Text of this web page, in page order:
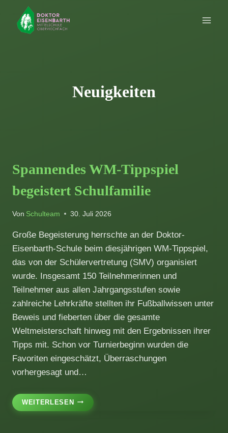
Inhalt
springen
Neuigkeiten
Spannendes WM-Tippspiel
begeistert Schulfamilie
Von Schulteam 30. Juli 2026
Große Begeisterung herrschte an der Doktor-
Eisenbarth-Schule beim diesjährigen WM-Tippspiel,
das von der Schülervertretung (SMV) organisiert
wurde. Insgesamt 150 Teilnehmerinnen und
Teilnehmer aus allen Jahrgangsstufen sowie
zahlreiche Lehrkräfte stellten ihr Fußballwissen unter
Beweis und fieberten über die gesamte
Weltmeisterschaft hinweg mit den Ergebnissen ihrer
Tipps mit. Schon vor Turnierbeginn wurden die
Favoriten eingeschätzt, Überraschungen
vorhergesagt und…
WEITERLESENSPANNENDES
WM-